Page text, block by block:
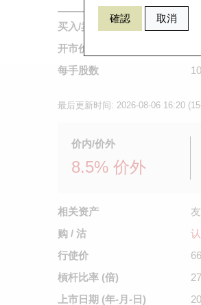
確認 取消
买入/卖出价
开市价
每手股数
最后更新时间: 2026-08-06 16:20
价内/价外
8.5% 价外
相关资产
购 / 沽
行使价
槓杆比率 (倍)
上市日期 (年-月-日)